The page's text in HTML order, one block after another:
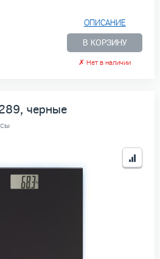
ОПИСАНИЕ
В КОРЗИНУ
✗ Нет в наличии
черные